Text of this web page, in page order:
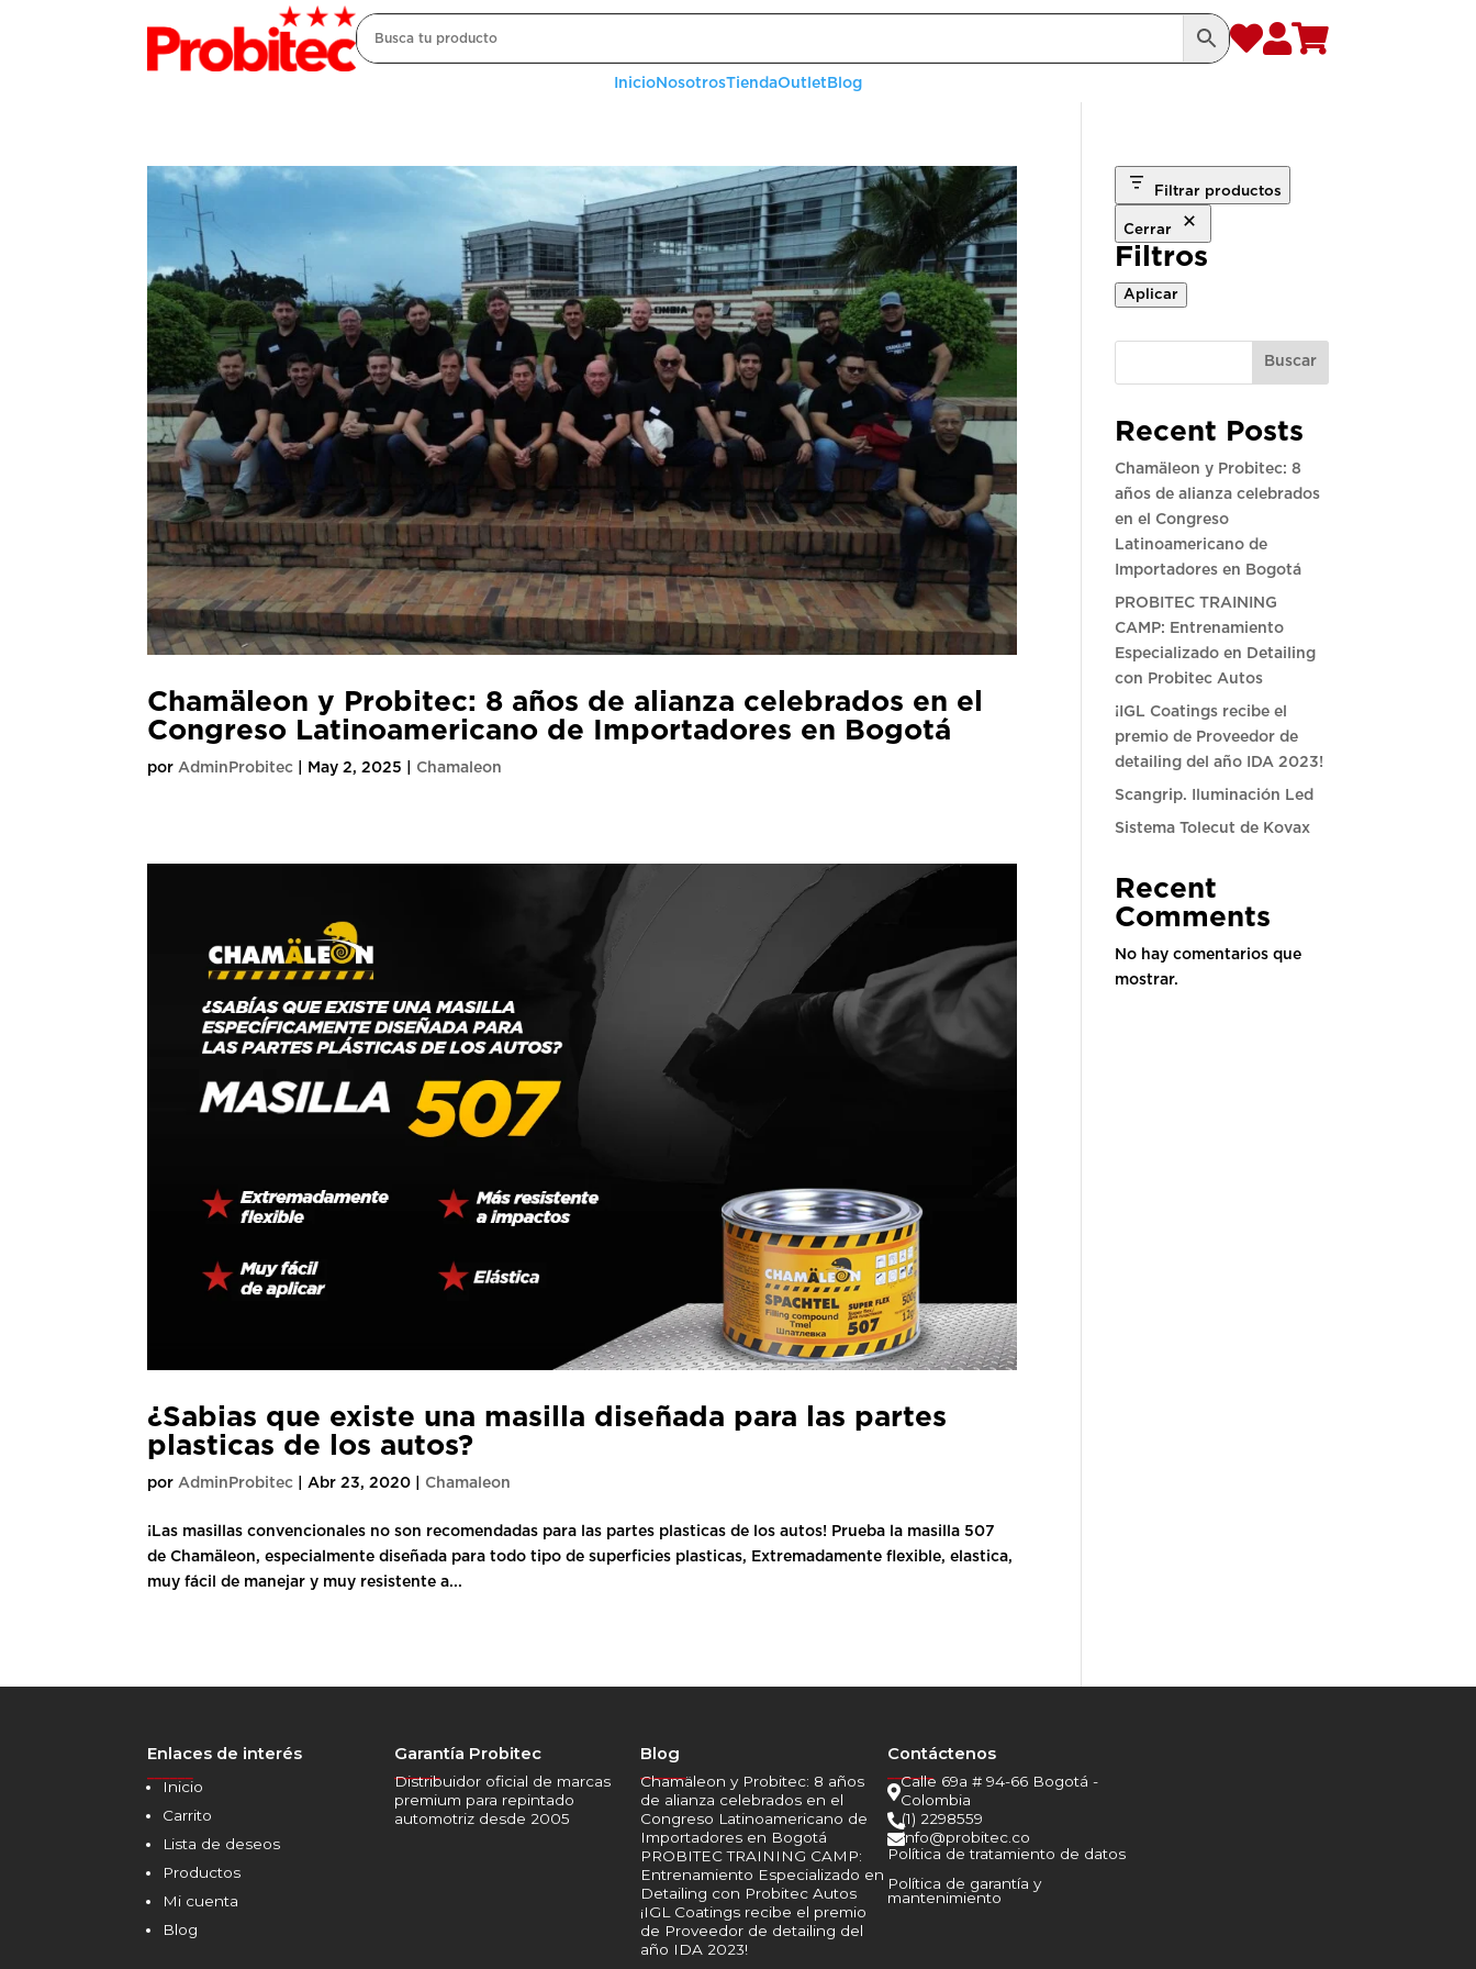

Inicio NosotrosTiendaOutlet Blog
Chamäleon y Probitec: 8 años de alianza celebrados en el
Congreso Latinoamericano de Importadores en Bogotá
por AdminProbitec May 2, 2025 Chamaleon
¿Sabias que existe una masilla diseñada para las partes
plasticas de los autos?
porAdminProbitec |Abr 23, 2020 Chamaleon
¡Las masillas convencionales no son recomendadas para las partes plasticas de los autos! Prueba la masilla 507
de Chamäleon, especialmente diseñada para todo tipo de superficies plasticas, Extremadamente flexible, elastica,
muy fácil de manejar y muy resistente a...
Filtrar productos
Cerrar
Filtros
Aplicar
Buscar
Recent Posts
Chamäleon y Probitec: 8
años de alianza celebrados
en el Congreso
Latinoamericano de
Importadores en Bogotá
PROBITEC TRAINING
CAMP: Entrenamiento
Especializado en Detailing
con Probitec Autos
¡IGL Coatings recibe el
premio de Proveedor de
detailing del año IDA 2023!
Scangrip. Iluminación Led
Sistema Tolecut de Kovax
Recent
Comments
No hay comentarios que
mostrar.
Enlaces de interés
Inicio
Carrito
Lista de deseos
Productos
Mi cuenta
Blog
Garantía Probitec
______
Distribuidor oficial de marcas
premium para repintado
automotriz desde 2005
Blog
______
Chamäleon y Probitec: 8 años
de alianza celebrados en el
Congreso Latinoamericano de
Importadores en Bogotá
PROBITEC TRAINING CAMP:
Entrenamiento Especializado en
Detailing con Probitec Autos
¡IGL Coatings recibe el premio
de Proveedor de detailing del
año IDA 2023!
Contáctenos
______

Calle 69a # 94-66 Bogotá -
Colombia
(1) 2298559
info@probitec.co
Política de tratamiento de datos
Política de garantía y
mantenimiento